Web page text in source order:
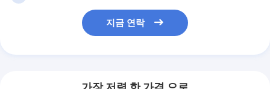
지금 연락